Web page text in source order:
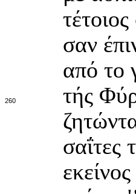
σαν
από το
260
τής
σαΐτες